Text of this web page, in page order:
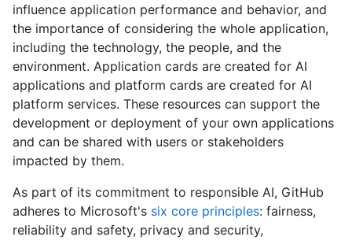
influence application performance and behavior, and
the importance of considering the whole application,
including the technology, the people, and the
environment. Application cards are created for AI
applications and platform cards are created for AI
platform services. These resources can support the
development or deployment of your own applications
and can be shared with users or stakeholders
impacted by them.
As part of its commitment to responsible AI, GitHub
adheres to Microsoft's six core principles: fairness,
reliability and safety, privacy and security,